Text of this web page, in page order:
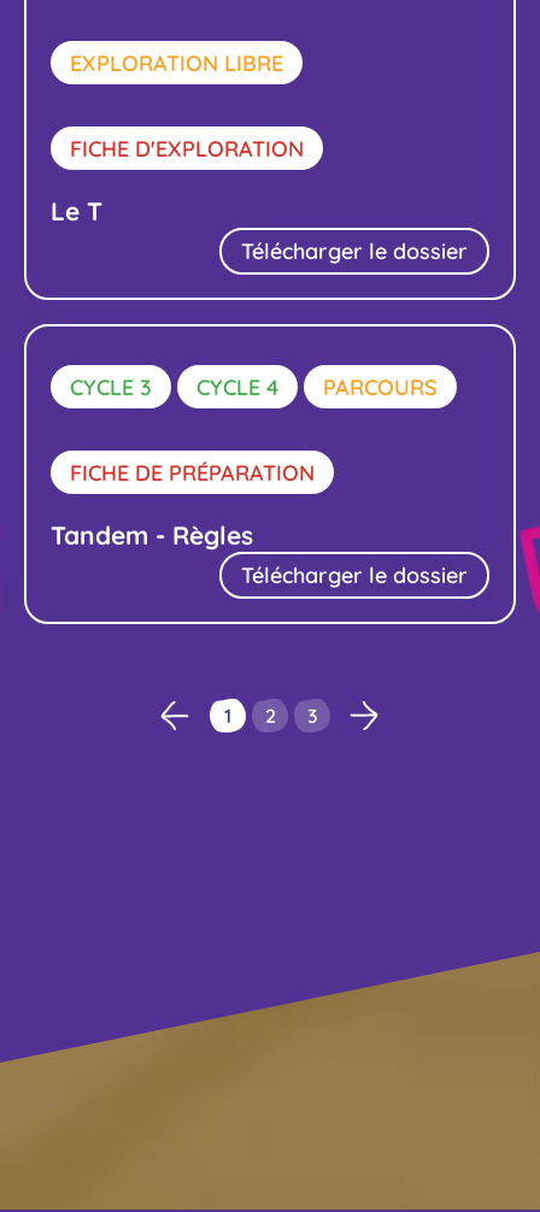
EXPLORATION LIBRE
FICHE D'EXPLORATION
Le T
Télécharger le dossier
CYCLE 3 CYCLE 4 PARCOURS
FICHE DE PRÉPARATION
Tandem - Règles
Télécharger le dossier
1 2 3